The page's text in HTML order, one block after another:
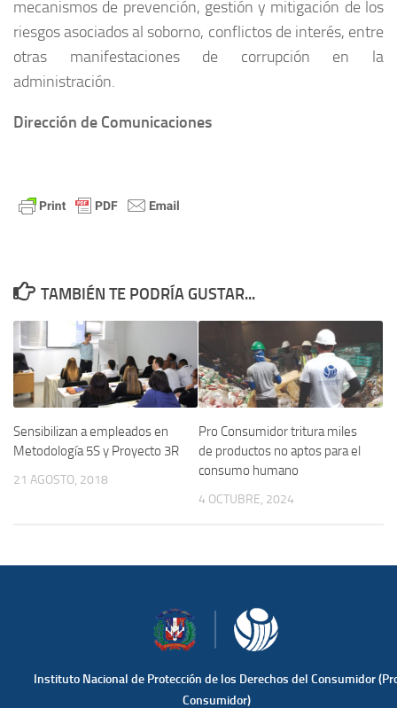
mecanismos de prevención, gestión y mitigación de los
riesgos asociados al soborno, conflictos de interés, entre
otras manifestaciones de corrupción en la
administración.
Dirección de Comunicaciones
TAMBIÉN TE PODRÍA GUSTAR...
Sensibilizan a empleados en
Metodología 5S y Proyecto 3R
21 AGOSTO, 2018
Pro Consumidor tritura miles
de productos no aptos para el
consumo humano
4 OCTUBRE, 2024
Instituto Nacional de Protección de los Derechos del Consumidor
Consumidor)